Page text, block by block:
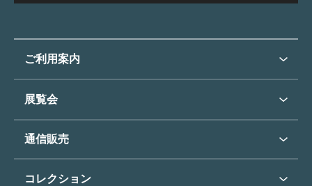
ご利用案内
ご利用案内トップ
開館時間・休館日
アクセス
展覧会
展覧会・イベントトップ
次回の展覧会
通信販売
通信販売トップ
コレクション